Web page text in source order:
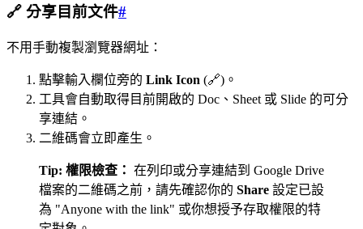
🔗 分享目前文件#
不用手動複製瀏覽器網址：
點擊輸入欄位旁的 Link Icon (🔗)。
工具會自動取得目前開啟的 Doc、Sheet 或 Slide 的可分
享連結。
二維碼會立即產生。
Tip: 權限檢查： 在列印或分享連結到 Google Drive
檔案的二維碼之前，請先確認你的 Share 設定已設
為 "Anyone with the link" 或你想授予存取權限的特